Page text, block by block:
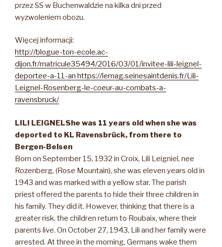
przez SS w Buchenwaldzie na kilka dni przed
wyzwoleniem obozu.
Więcej informacji:
http://blogue-ton-ecole.ac-
dijon.fr/matricule35494/2016/03/01/invitee-lili-leignel-
deportee-a-11-an https://lemag.seinesaintdenis.fr/Lili-
Leignel-Rosenberg-le-coeur-au-combats-a-
ravensbruck/
LILI LEIGNELShe was 11 years old when she was
deported to KL Ravensbrück, from there to
Bergen-Belsen
Born on September 15, 1932 in Croix, Lili Leigniel, nee
Rozenberg, (Rose Mountain), she was eleven years old in
1943 and was marked with a yellow star. The parish
priest offered the parents to hide their three children in
his family. They did it. However, thinking that there is a
greater risk, the children return to Roubaix, where their
parents live. On October 27, 1943, Lili and her family were
arrested. At three in the morning, Germans wake them